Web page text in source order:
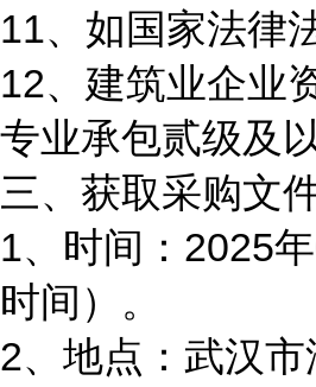
11、如国家法律
12、建筑业企业
专业承包贰级及
三、获取采购文
1、时间：2025
时间）。
2、地点：武汉